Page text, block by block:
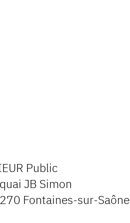
Public
JB Simon
Fontaines-sur-Saône